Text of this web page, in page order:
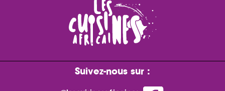
Suivez-nous sur :